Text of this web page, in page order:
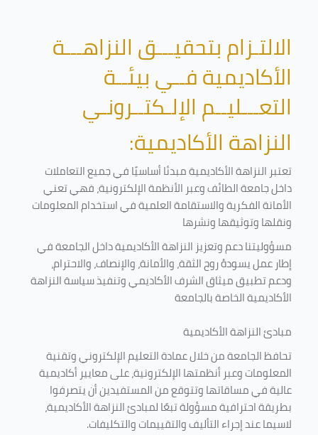
الالتـزام بتحقيـــق النزاهـــة
الأكاديمية فــي بيئــة
التعـــليــم الإلـكتــرونـي
النزاهة الأكاديمية:
تعتبر النزاهة الأكاديمية مبدئا أساسيًا في جميع التعاملات
داخل جامعة الطائف وعبر الأنظمة الإلكترونية، فهي تعني
الأمانة الفكرية والاستقامة العلمية في استخدام المعلومات
ونقلها وتوثيقها ونشرها
مسؤوليتنا دعم وتعزيز النزاهة الأكاديمية داخل الجامعة في
إطار عمل يسودهُ روح الثقة، والأمانة، والإنصاف، والاحترام،
ودعم تطبيق ميثاق الشرف الأكاديمي وتنفيذ سياسة النزاهة
الأكاديمية الخاصة بالجامعة
مبادئ النزاهة الأكاديمية
تحافظ الجامعة من خلال عمادة التعليم الإلكتروني وتقنية
المعلومات وعبر أنظمتها الإلكترونية، على معايير أكاديمية
عالية في مساقاتها وتتوقع من المستفيدين أن يتصرفوا
بطريقة احترافية مسؤولة تبعًا لمبادئ النزاهة الأكاديمية،
لاسيما عند إجراء التأليف والتقييمات والتكليفات.